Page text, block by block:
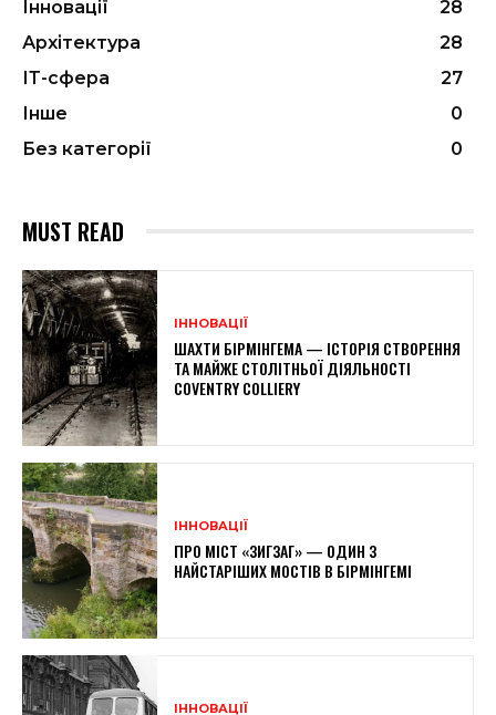
Інновації
28
Архітектура
28
ІТ-сфера
27
Інше
0
Без категорії
0
MUST READ
ІННОВАЦІЇ
ШАХТИ БІРМІНГЕМА — ІСТОРІЯ СТВОРЕННЯ
ТА МАЙЖЕ СТОЛІТНЬОЇ ДІЯЛЬНОСТІ
COVENTRY COLLIERY
ІННОВАЦІЇ
ПРО МІСТ «ЗИГЗАГ» — ОДИН З
НАЙСТАРІШИХ МОСТІВ В БІРМІНГЕМІ
ІННОВАЦІЇ